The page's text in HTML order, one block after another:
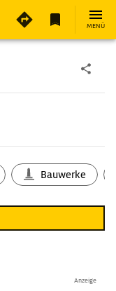
MENÜ
Bauwerke
Anzeige